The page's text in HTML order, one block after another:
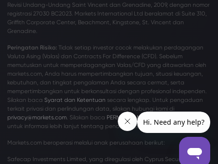
Revisi Undang-Undang Saint Vincent dan Grenadine, 2009, dengan nomor
registrasi 27030 BC2023. Markets International Ltd beralamat di Suite 310,
Griffith Corporate Center, Beachmont, Kingstone, St. Vincent dan
Grenadine.
Peringatan Risiko: Tidak setiap investor cocok melakukan perdagangan
Valuta Asing (Valas) dan Contracts For Difference (CFD). Sebelum
memutuskan untuk memperdagangkan Valas/CFD yang ditawarkan oleh
markets.com, Anda harus mempertimbangkan tujuan, situasi keuangan,
kebutuhan, dan tingkat pengalaman Anda secara cermat, serta
mempertimbangkan untuk berkonsultasi dengan profesional independen.
Silakan baca Syarat dan Ketentuan secara lengkap. Untuk pengaduan
terkait privasi dan perlindungan data, silakan hubungi kami di
privacy@markets.com . Silakan baca PERNYATAAN KEBIJAKAN PRIVASI
untuk informasi lebih lanjut tentang penanganan data pribadi.
Markets.com beroperasi melalui anak perusahaan berikut:
Safecap Investments Limited, yang diregulasi oleh Cyprus Securities and